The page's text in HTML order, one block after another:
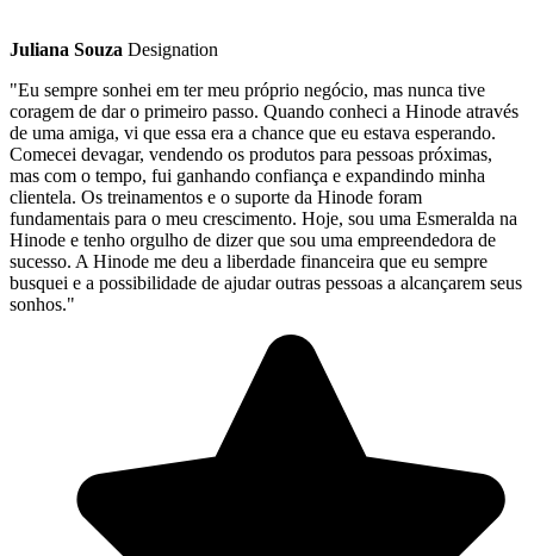
Juliana Souza Designation
"Eu sempre sonhei em ter meu próprio negócio, mas nunca tive
coragem de dar o primeiro passo. Quando conheci a Hinode através
de uma amiga, vi que essa era a chance que eu estava esperando.
Comecei devagar, vendendo os produtos para pessoas próximas,
mas com o tempo, fui ganhando confiança e expandindo minha
clientela. Os treinamentos e o suporte da Hinode foram
fundamentais para o meu crescimento. Hoje, sou uma Esmeralda na
Hinode e tenho orgulho de dizer que sou uma empreendedora de
sucesso. A Hinode me deu a liberdade financeira que eu sempre
busquei e a possibilidade de ajudar outras pessoas a alcançarem seus
sonhos."